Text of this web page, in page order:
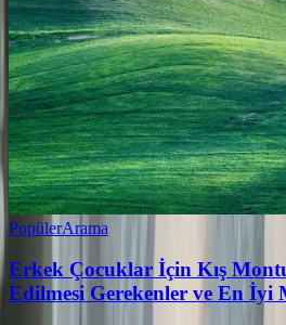
PopülerArama
Erkek Çocuklar İçin Kış
Edilmesi Gerekenler ve En İyi